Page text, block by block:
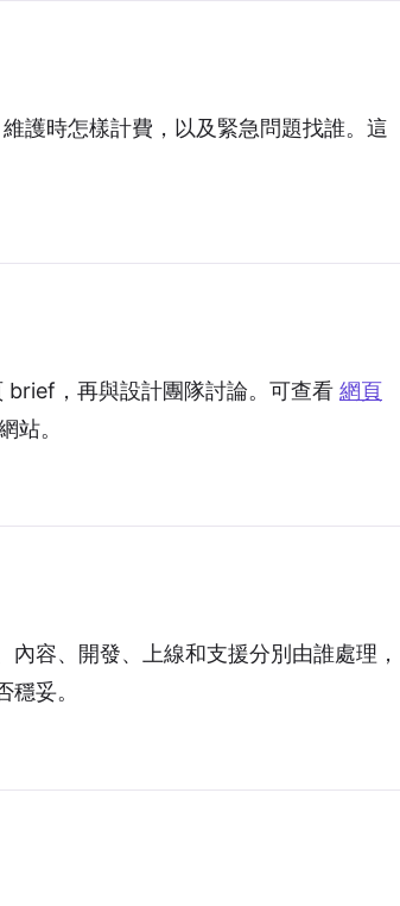
護時怎樣計費，以及緊急問題找誰。這
brief，再與設計團隊討論。可查看 網頁
站。
容、開發、上線和支援分別由誰處理，
妥。